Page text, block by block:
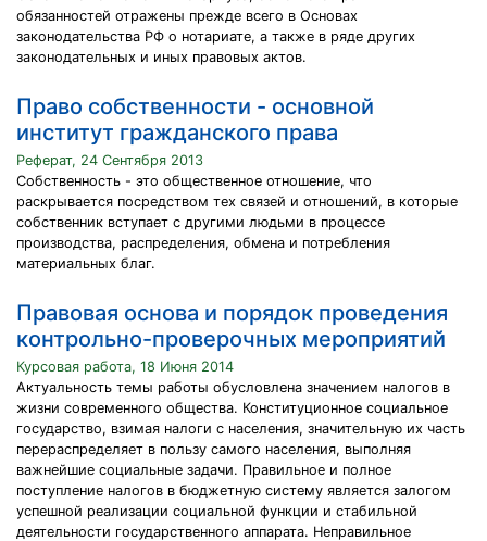
обязанностей отражены прежде всего в Основах
законодательства РФ о нотариате, а также в ряде других
законодательных и иных правовых актов.
Право собственности - основной
институт гражданского права
Реферат, 24 Сентября 2013
Собственность - это общественное отношение, что
раскрывается посредством тех связей и отношений, в которые
собственник вступает с другими людьми в процессе
производства, распределения, обмена и потребления
материальных благ.
Правовая основа и порядок проведения
контрольно-проверочных мероприятий
Курсовая работа, 18 Июня 2014
Актуальность темы работы обусловлена значением налогов в
жизни современного общества. Конституционное социальное
государство, взимая налоги с населения, значительную их часть
перераспределяет в пользу самого населения, выполняя
важнейшие социальные задачи. Правильное и полное
поступление налогов в бюджетную систему является залогом
успешной реализации социальной функции и стабильной
деятельности государственного аппарата. Неправильное